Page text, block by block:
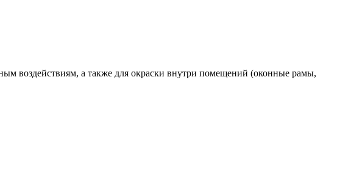
воздействиям, а также для окраски внутри помещений (оконные рамы,